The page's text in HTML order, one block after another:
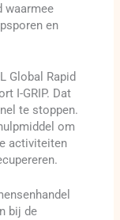
waarmee
en
Global Rapid
I-GRIP. Dat
te stoppen.
om
activiteiten
bij de